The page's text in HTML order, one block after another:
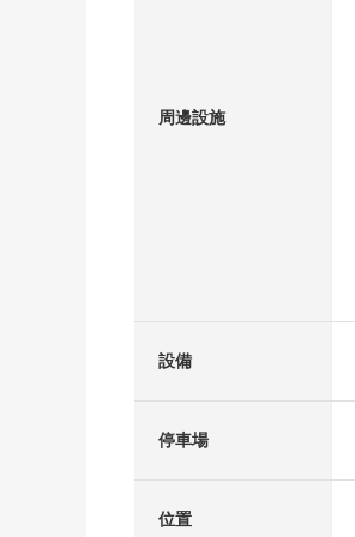
周邊設施
設備
停車場
位置